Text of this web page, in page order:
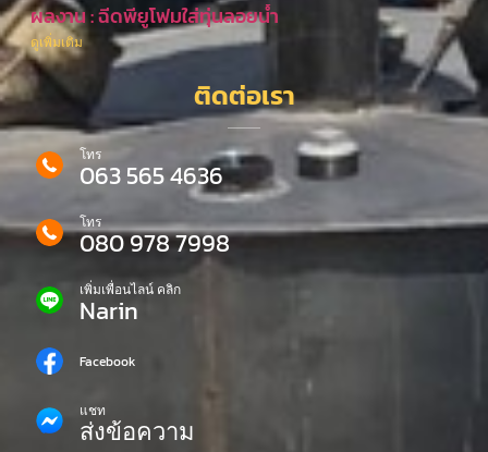
ผลงาน : ฉีดพียูโฟมใส่ทุ่นลอยน้ำ
ดูเพิ่มเติม
ติดต่อเรา
โทร
063 565 4636
โทร
080 978 7998
เพิ่มเพื่อนไลน์ คลิก
Narin
Facebook
แชท
ส่งข้อความ